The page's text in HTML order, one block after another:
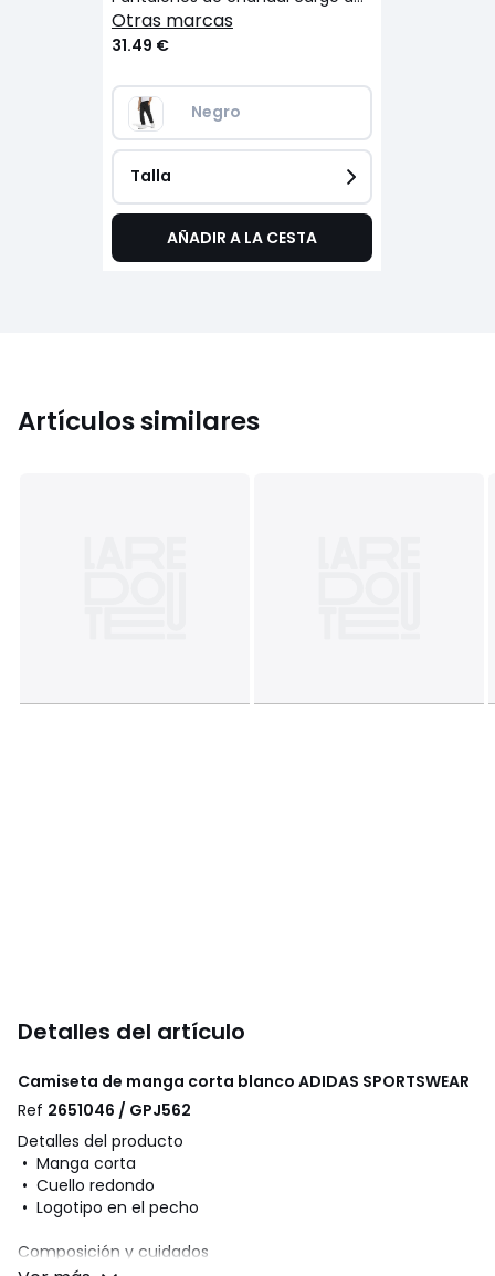
otras marcas
31.49 €
Negro
Talla
AÑADIR A LA CESTA
Artículos similares
Detalles del artículo
Camiseta de manga corta blanco ADIDAS SPORTSWEAR
Ref 2651046 / GPJ562
Detalles del producto
• Manga corta
• Cuello redondo
• Logotipo en el pecho
Composición y cuidados